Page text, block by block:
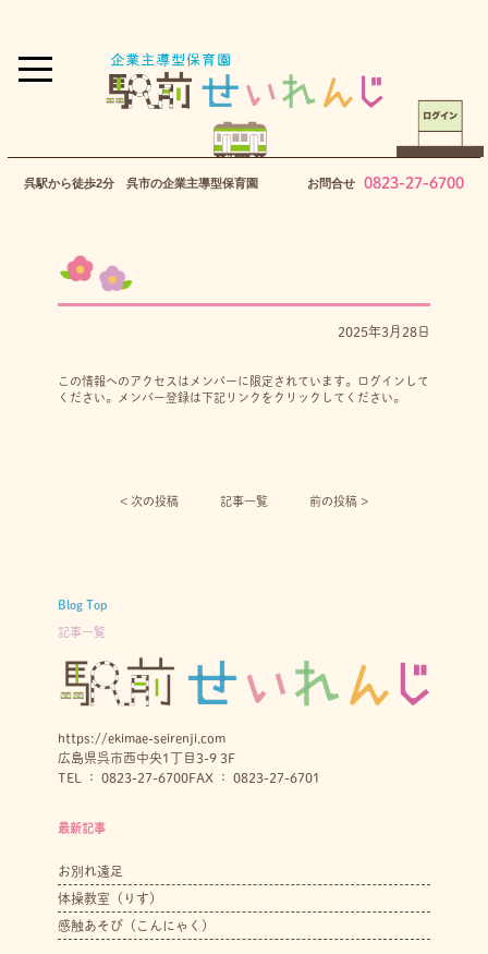
呉駅から徒歩2分 呉市の企業主導型保育園 お問合せ 0823-27-6700
2025年3月28日
この情報へのアクセスはメンバーに限定されています。ログインして
ください。メンバー登録は下記リンクをクリックしてください。
< 次の投稿︎ 記事一覧 前の投稿 >
Blog Top
記事一覧
https://ekimae-seirenji.com
広島県呉市西中央1丁目3-9 3F
TEL ： 0823-27-6700FAX ： 0823-27-6701
最新記事
お別れ遠足
体操教室（りす）
感触あそび（こんにゃく）